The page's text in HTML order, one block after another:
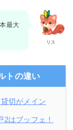
リス
最大
トの違い
切がメイン
はブッフェ！